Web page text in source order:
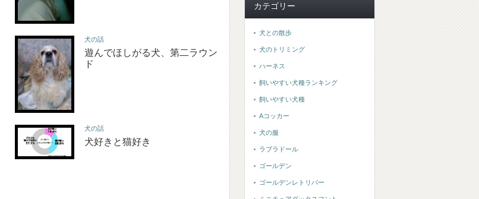
犬の話
遊んでほしがる犬、第二ラウン
ド
犬の話
犬好きと猫好き
カテゴリー
犬との散歩
犬のトリミング
ハーネス
飼いやすい犬種ランキング
飼いやすい犬種
Aコッカー
犬の服
ラブラドール
ゴールデン
ゴールデンレトリバー